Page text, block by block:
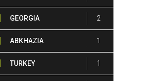
GEORGIA 2
ABKHAZIA 1
TURKEY 1